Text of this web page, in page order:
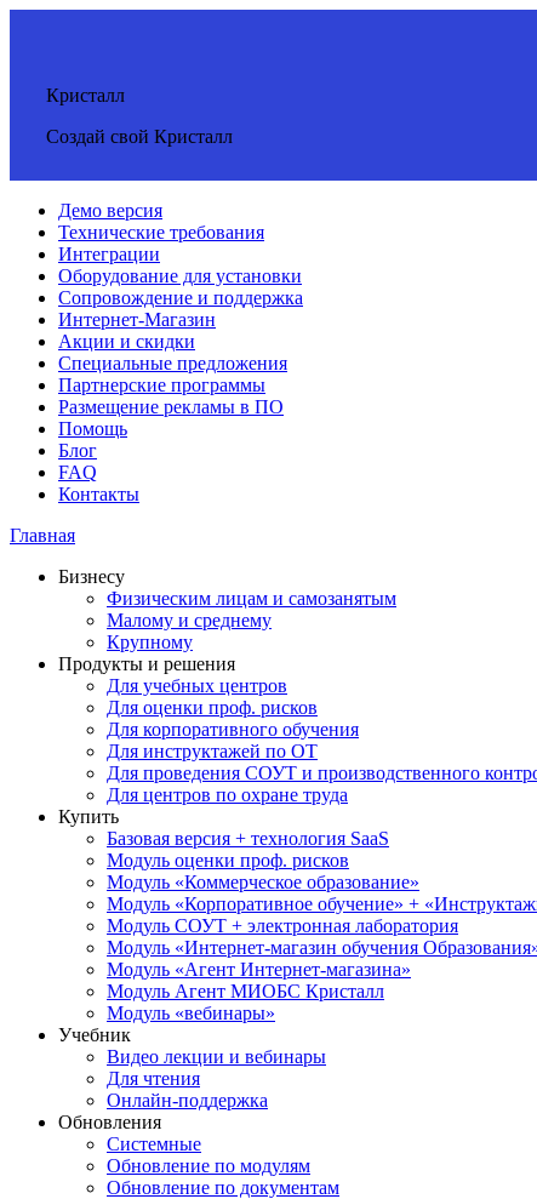
Кристалл
Создай свой Кристалл
Демо версия
Технические требования
Интеграции
Оборудование для установки
Сопровождение и поддержка
Интернет-Магазин
Акции и скидки
Специальные предложения
Партнерские программы
Размещение рекламы в ПО
Помощь
Блог
FAQ
Контакты
Главная
Бизнесу
Физическим лицам и самозанятым
Малому и среднему
Крупному
Продукты и решения
Для учебных центров
Для оценки проф. рисков
Для корпоративного обучения
Для инструктажей по ОТ
Для проведения СОУТ и производственного
Для центров по охране труда
Купить
Базовая версия + технология SaaS
Модуль оценки проф. рисков
Модуль «Коммерческое образование»
Модуль «Корпоративное обучение» +
Модуль СОУТ + электронная лаборатория
Модуль «Интернет-магазин обучения
Модуль «Агент Интернет-магазина»
Модуль Агент МИОБС Кристалл
Модуль «вебинары»
Учебник
Видео лекции и вебинары
Для чтения
Онлайн-поддержка
Обновления
Системные
Обновление по модулям
Обновление по документам